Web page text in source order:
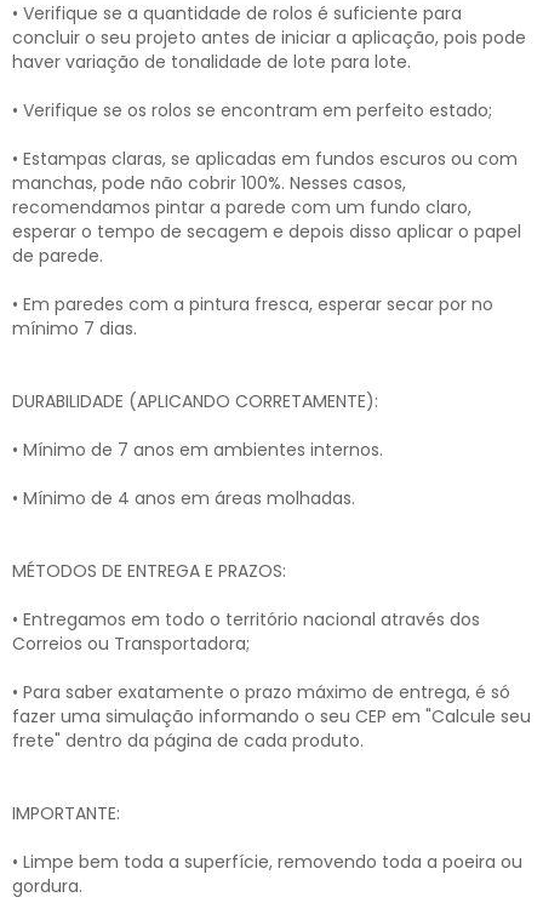
• Verifique se a quantidade de rolos é suficiente para
concluir o seu projeto antes de iniciar a aplicação, pois pode
haver variação de tonalidade de lote para lote.
• Verifique se os rolos se encontram em perfeito estado;
• Estampas claras, se aplicadas em fundos escuros ou com
manchas, pode não cobrir 100%. Nesses casos,
recomendamos pintar a parede com um fundo claro,
esperar o tempo de secagem e depois disso aplicar o papel
de parede.
• Em paredes com a pintura fresca, esperar secar por no
mínimo 7 dias.
DURABILIDADE (APLICANDO CORRETAMENTE):
• Mínimo de 7 anos em ambientes internos.
• Mínimo de 4 anos em áreas molhadas.
MÉTODOS DE ENTREGA E PRAZOS:
• Entregamos em todo o território nacional através dos
Correios ou Transportadora;
• Para saber exatamente o prazo máximo de entrega, é só
fazer uma simulação informando o seu CEP em "Calcule seu
frete" dentro da página de cada produto.
IMPORTANTE:
• Limpe bem toda a superfície, removendo toda a poeira ou
gordura.